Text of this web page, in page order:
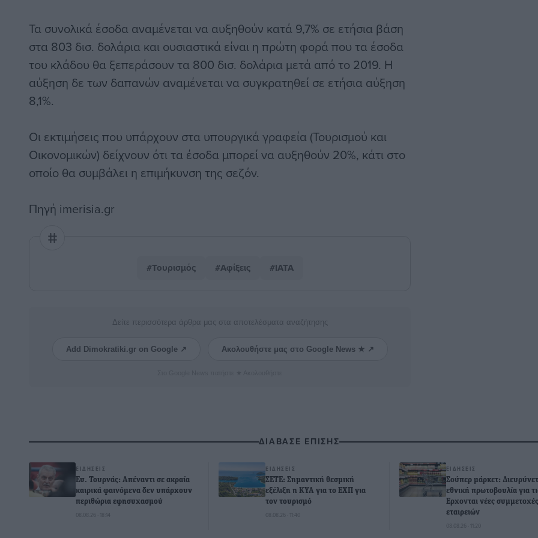
Τα συνολικά έσοδα αναμένεται να αυξηθούν κατά 9,7% σε ετήσια βάση
στα 803 δισ. δολάρια και ουσιαστικά είναι η πρώτη φορά που τα έσοδα
του κλάδου θα ξεπεράσουν τα 800 δισ. δολάρια μετά από το 2019. Η
αύξηση δε των δαπανών αναμένεται να συγκρατηθεί σε ετήσια αύξηση
8,1%.
Οι εκτιμήσεις που υπάρχουν στα υπουργικά γραφεία (Τουρισμού και
Οικονομικών) δείχνουν ότι τα έσοδα μπορεί να αυξηθούν 20%, κάτι στο
οποίο θα συμβάλει η επιμήκυνση της σεζόν.
Πηγή imerisia.gr
#Τουρισμός #Αφίξεις #ΙΑΤΑ
Δείτε περισσότερα άρθρα μας στα αποτελέσματα αναζήτησης
Add Dimokratiki.gr on Google ↗ Ακολουθήστε μας στο Google News ★ ↗
ΔΙΑΒΑΣΕ ΕΠΙΣΗΣ
ΕΙΔΉΣΕΙΣ
Ευ. Τουρνάς: Απέναντι σε ακραία
καιρικά φαινόμενα δεν υπάρχουν
περιθώρια εφησυχασμού
08.08.26 · 18:14
ΕΙΔΉΣΕΙΣ
ΣΕΤΕ: Σημαντική θεσμική
εξέλιξη η ΚΥΑ για το ΕΧΠ για
τον τουρισμό
08.08.26 · 11:40
ΕΙΔΉΣΕΙΣ
Σούπερ μάρκετ:
εθνική πρωτοβουλία για
Eρχονται νέες συμμετοχές
εταιρειών
08.08.26 · 11:20